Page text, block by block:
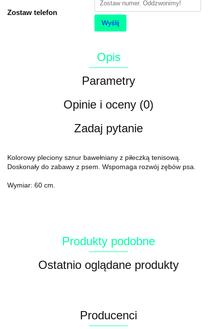
Zostaw telefon
Wyślij
Opis
Parametry
Opinie i oceny (0)
Zadaj pytanie
Kolorowy pleciony sznur bawełniany z piłeczką tenisową.
Doskonały do zabawy z psem. Wspomaga rozwój zębów psa.
Wymiar: 60 cm.
Produkty podobne
Ostatnio oglądane produkty
Producenci